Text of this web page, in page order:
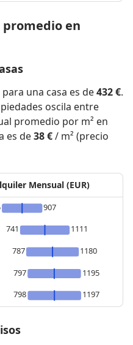
en
una casa es de432 €.
oscila entre
promedio por m² en
es de38 €/ m² (precio
Mensual (EUR)
907
741
1111
787
1180
797
1195
798
1197